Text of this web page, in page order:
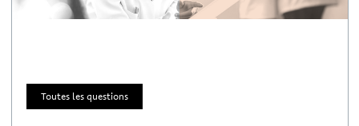
Toutes les questions